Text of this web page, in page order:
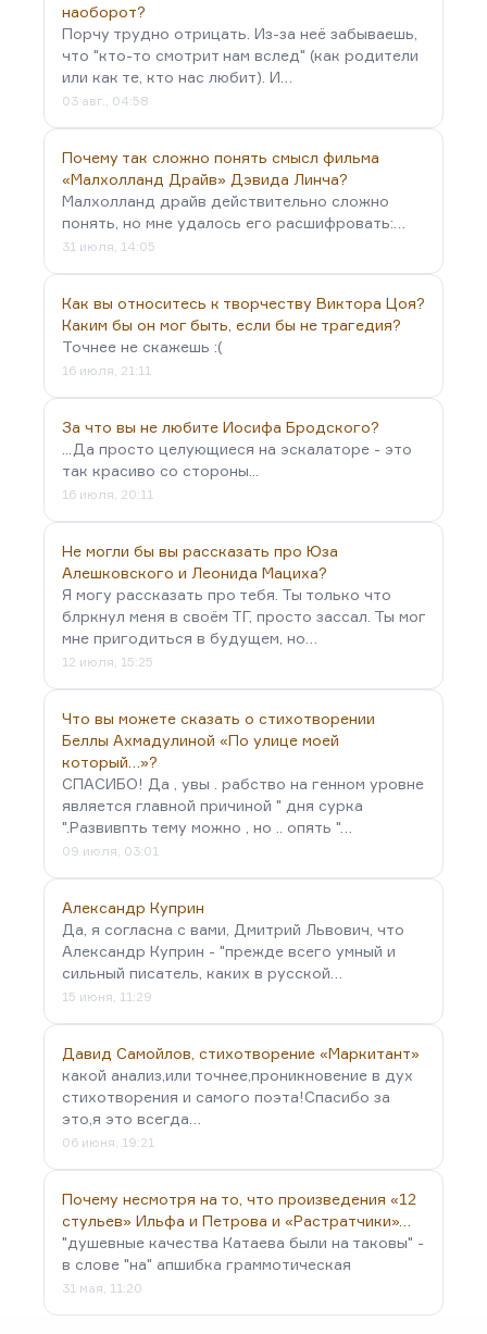
наоборот?
Порчу трудно отрицать. Из-за неё забываешь,
что "кто-то смотрит нам вслед" (как родители
или как те, кто нас любит). И…
03 авг., 04:58
Почему так сложно понять смысл фильма
«Малхолланд Драйв» Дэвида Линча?
Малхолланд драйв действительно сложно
понять, но мне удалось его расшифровать:…
31 июля, 14:05
Как вы относитесь к творчеству Виктора Цоя?
Каким бы он мог быть, если бы не трагедия?
Точнее не скажешь :(
16 июля, 21:11
За что вы не любите Иосифа Бродского?
...Да просто целующиеся на эскалаторе - это
так красиво со стороны...
16 июля, 20:11
Не могли бы вы рассказать про Юза
Алешковского и Леонида Мациха?
Я могу рассказать про тебя. Ты только что
блркнул меня в своём ТГ, просто зассал. Ты мог
мне пригодиться в будущем, но…
12 июля, 15:25
Что вы можете сказать о стихотворении
Беллы Ахмадулиной «По улице моей
который…»?
СПАСИБО! Да , увы . рабство на генном уровне
является главной причиной " дня сурка
".Развивпть тему можно , но .. опять "…
09 июля, 03:01
Александр Куприн
Да, я согласна с вами, Дмитрий Львович, что
Александр Куприн - "прежде всего умный и
сильный писатель, каких в русской…
15 июня, 11:29
Давид Самойлов, стихотворение «Маркитант»
какой анализ,или точнее,проникновение в дух
стихотворения и самого поэта!Спасибо за
это,я это всегда…
06 июня, 19:21
Почему несмотря на то, что произведения «12
стульев» Ильфа и Петрова и «Растратчики»…
"душевные качества Катаева были на таковы" -
в слове "на" апшибка граммотическая
31 мая, 11:20